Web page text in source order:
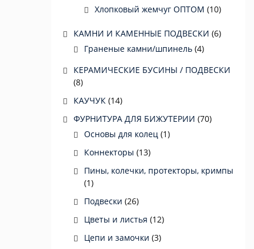
Хлопковый жемчуг ОПТОМ (10)
КАМНИ И КАМЕННЫЕ ПОДВЕСКИ (6)
Граненые камни/шпинель (4)
КЕРАМИЧЕСКИЕ БУСИНЫ / ПОДВЕСКИ
(8)
КАУЧУК (14)
ФУРНИТУРА ДЛЯ БИЖУТЕРИИ (70)
Основы для колец (1)
Коннекторы (13)
Пины, колечки, протекторы, кримпы
(1)
Подвески (26)
Цветы и листья (12)
Цепи и замочки (3)